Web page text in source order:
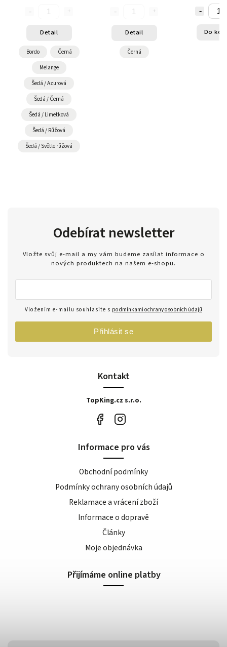
Detail
Bordo Černá
Melange
Šedá / Azurová
Šedá / Černá
Šedá / Limetková
Šedá / Růžová
Šedá / Světle růžová
Detail
Černá
Do
Kontakt
TopKing.cz s.r.o.
Odebírat newsletter
Vložte svůj e-mail a my vám budeme zasílat informace o
nových produktech na našem e-shopu.
Vložením e-mailu souhlasíte s podmínkami ochrany osobních údajů
Přihlásit se
Informace pro vás
Obchodní podmínky
Podmínky ochrany osobních údajů
Reklamace a vrácení zboží
Informace o dopravě
Články
Moje objednávka
Přijímáme online platby